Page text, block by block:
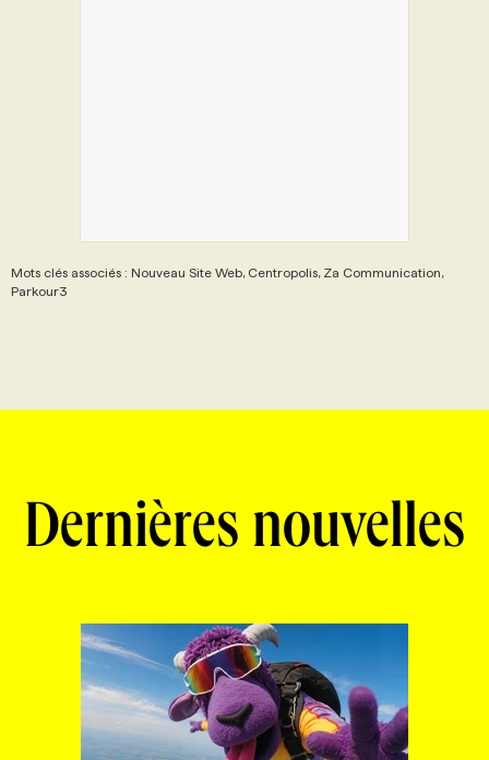
Mots clés associés : Nouveau Site Web, Centropolis, Za Communication,
Parkour3
Dernières nouvelles